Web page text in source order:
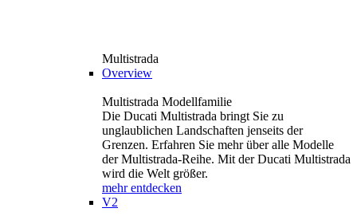
Multistrada
Overview
Multistrada Modellfamilie
Die Ducati Multistrada bringt Sie zu
unglaublichen Landschaften jenseits der
Grenzen. Erfahren Sie mehr über alle Modelle
der Multistrada-Reihe. Mit der Ducati Multistrada
wird die Welt größer.
mehr entdecken
V2